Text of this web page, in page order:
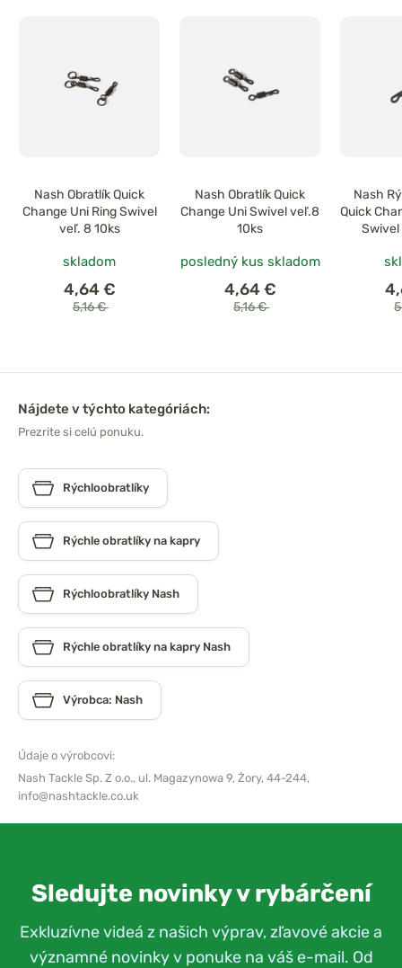
Nash Obratlík Quick
Change Uni Ring Swivel
veľ. 8 10ks
skladom
4,64 €
5,16 €
Nash Obratlík Quick
Change Uni Swivel veľ.8
10ks
posledný kus skladom
4,64 €
5,16 €
Nash
Quick
Swivel
Nájdete v týchto kategóriách:
Prezrite si celú ponuku.
Rýchloobratlíky
Rýchle obratlíky na kapry
Rýchloobratlíky Nash
Rýchle obratlíky na kapry Nash
Výrobca: Nash
Údaje o výrobcovi:
Nash Tackle Sp. Z o.o., ul. Magazynowa 9, Żory, 44-244,
info@nashtackle.co.uk
Sledujte novinky v rybárčení
Exkluzívne videá z našich výprav, zľavové akcie a
významné novinky v ponuke na váš e-mail. Od